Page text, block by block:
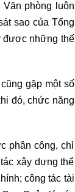
phòng luôn
sao của Tổng
được những thế
gặp một số
đó, chức năng
phân công, chỉ
xây dựng thể
công tác tài